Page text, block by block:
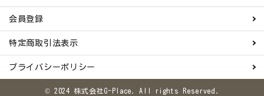
会員登録
特定商取引法表示
プライバシーポリシー
© 2024 株式会社G-Place. All rights Reserved.